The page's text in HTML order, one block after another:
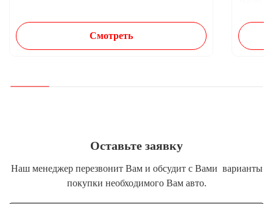
Смотреть
Оставьте заявку
Наш менеджер перезвонит Вам и обсудит с Вами варианты
покупки необходимого Вам авто.